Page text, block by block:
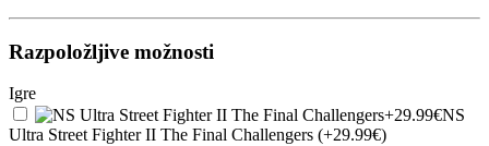
Razpoložljive možnosti
Igre
NS
Ultra Street Fighter II The Final Challengers (+29.99€)